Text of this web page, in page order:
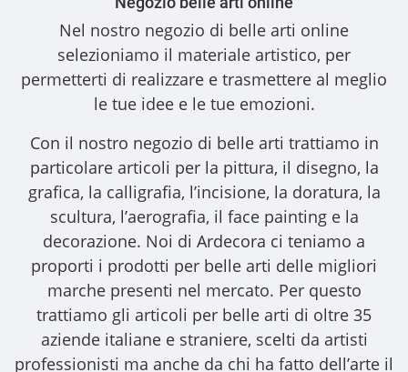
Nel nostro negozio di belle arti online
selezioniamo il materiale artistico, per
permetterti di realizzare e trasmettere al meglio
le tue idee e le tue emozioni.
Con il nostro negozio di belle arti trattiamo in
particolare articoli per la pittura, il disegno, la
grafica, la calligrafia, l’incisione, la doratura, la
scultura, l’aerografia, il face painting e la
decorazione. Noi di Ardecora ci teniamo a
proporti i prodotti per belle arti delle migliori
marche presenti nel mercato. Per questo
trattiamo gli articoli per belle arti di oltre 35
aziende italiane e straniere, scelti da artisti
professionisti ma anche da chi ha fatto dell’arte il